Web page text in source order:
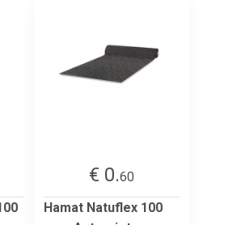
€ 0.60
Hamat Natuflex 100